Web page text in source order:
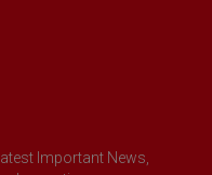
Important News,